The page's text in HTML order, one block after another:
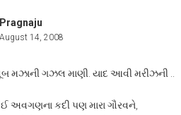
Pragnaju
August 14, 2008
મઝાની ગઝલ માણી. યાદ આવી મરીઝની ..
અવગણના કદી પણ મારા ગૌરવને,